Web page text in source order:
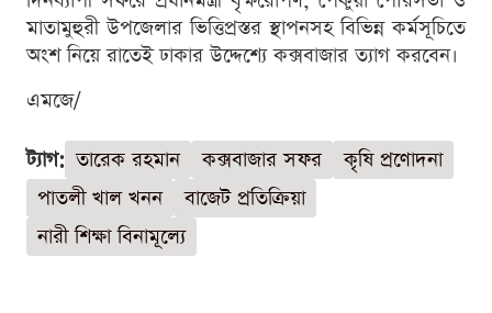
মাতামুহুরী উপজেলার ভিত্তিপ্রস্তর স্থাপনসহ বিভিন্ন কর্মসূচিতে
অংশ নিয়ে রাতেই ঢাকার উদ্দেশ্যে কক্সবাজার ত্যাগ করবেন।
এমজে/
ট্যাগ: তারেক রহমান কক্সবাজার সফর
কৃষি প্রণোদনা
পাতলী খাল খনন
বাজেট প্রতিক্রিয়া
নারী শিক্ষা বিনামূল্যে